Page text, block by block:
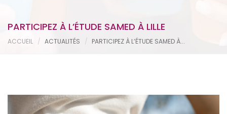
PARTICIPEZ À L’ÉTUDE SAMED À LILLE
ACCUEIL ACTUALITÉS PARTICIPEZ À L’ÉTUDE SAMED À...